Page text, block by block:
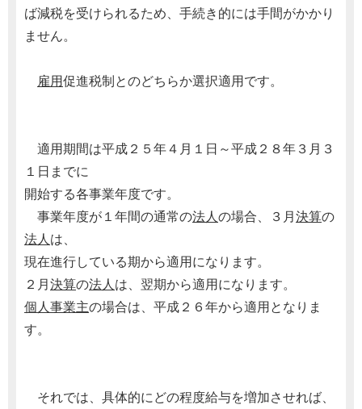
ば減税を受けられるため、手続き的には手間がかかり
ません。
雇用促進税制とのどちらか選択適用です。
適用期間は平成２５年４月１日～平成２８年３月３
１日までに
開始する各事業年度です。
事業年度が１年間の通常の法人の場合、３月決算の
法人は、
現在進行している期から適用になります。
２月決算の法人は、翌期から適用になります。
個人事業主の場合は、平成２６年から適用となりま
す。
それでは、具体的にどの程度給与を増加させれば、